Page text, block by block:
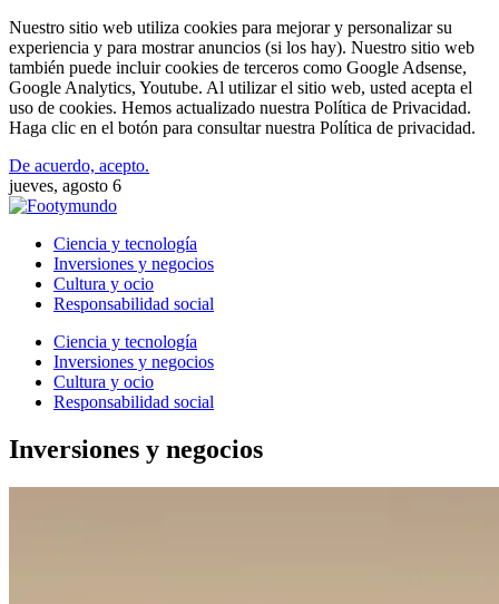
Nuestro sitio web utiliza cookies para mejorar y personalizar su
experiencia y para mostrar anuncios (si los hay). Nuestro sitio web
también puede incluir cookies de terceros como Google Adsense,
Google Analytics, Youtube. Al utilizar el sitio web, usted acepta el
uso de cookies. Hemos actualizado nuestra Política de Privacidad.
Haga clic en el botón para consultar nuestra Política de privacidad.
De acuerdo, acepto.
jueves, agosto 6
Ciencia y tecnología
Inversiones y negocios
Cultura y ocio
Responsabilidad social
Ciencia y tecnología
Inversiones y negocios
Cultura y ocio
Responsabilidad social
Inversiones y negocios